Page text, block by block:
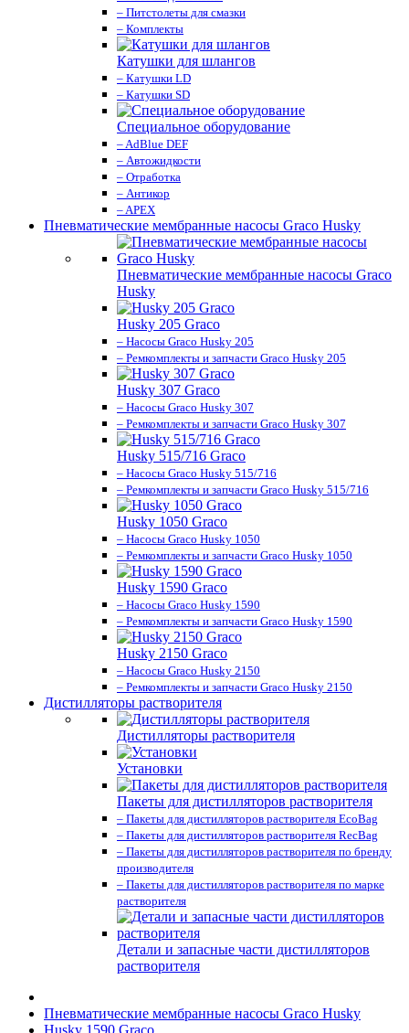
– Питстолеты для смазки
– Комплекты
Катушки для шлангов
– Катушки LD
– Катушки SD
Специальное оборудование
– AdBlue DEF
– Автожидкости
– Отработка
– Антикор
– APEX
Пневматические мембранные насосы Graco Husky
Пневматические мембранные насосы Graco
Husky
Husky 205 Graco
– Насосы Graco Husky 205
– Ремкомплекты и запчасти Graco Husky 205
Husky 307 Graco
– Насосы Graco Husky 307
– Ремкомплекты и запчасти Graco Husky 307
Husky 515/716 Graco
– Насосы Graco Husky 515/716
– Ремкомплекты и запчасти Graco Husky 515/716
Husky 1050 Graco
– Насосы Graco Husky 1050
– Ремкомплекты и запчасти Graco Husky 1050
Husky 1590 Graco
– Насосы Graco Husky 1590
– Ремкомплекты и запчасти Graco Husky 1590
Husky 2150 Graco
– Насосы Graco Husky 2150
– Ремкомплекты и запчасти Graco Husky 2150
Дистилляторы растворителя
Дистилляторы растворителя
Установки
Пакеты для дистилляторов растворителя
– Пакеты для дистилляторов растворителя EcoBag
– Пакеты для дистилляторов растворителя RecBag
– Пакеты для дистилляторов растворителя по бренду
производителя
– Пакеты для дистилляторов растворителя по марке
растворителя
Детали и запасные части дистилляторов
растворителя
Пневматические мембранные насосы Graco Husky
Husky 1590 Graco